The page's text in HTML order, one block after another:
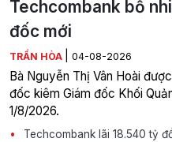
Techcombank bổ
đốc mới
TRẦN HÒA 04-08-2026
Bà Nguyễn Thị Vân Hoài
đốc kiêm Giám đốc Khối
1/8/2026.
Techcombank lãi 18.540 tỷ